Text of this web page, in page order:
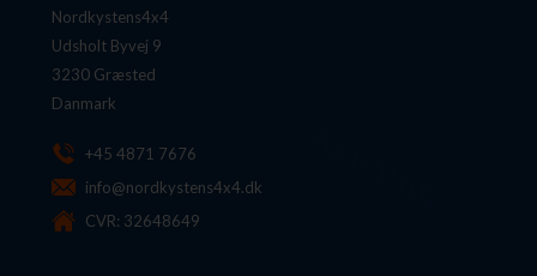
Nordkystens4x4
Udsholt Byvej 9
3230 Græsted
Danmark
+45 4871 7676
info@nordkystens4x4.dk
CVR: 32648649